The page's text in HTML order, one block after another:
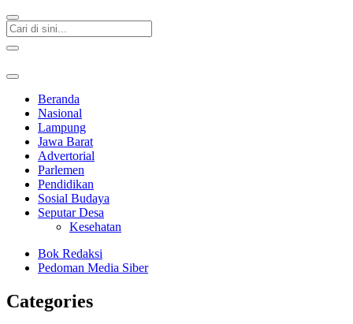
Beranda
Nasional
Lampung
Jawa Barat
Advertorial
Parlemen
Pendidikan
Sosial Budaya
Seputar Desa
Kesehatan
Bok Redaksi
Pedoman Media Siber
Categories